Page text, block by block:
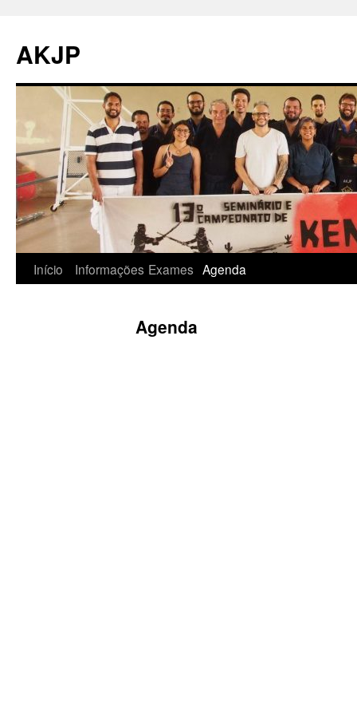
conteúdo
AKJP
Início Informações Exames Agenda
Agenda